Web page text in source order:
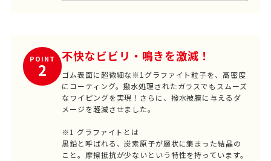
POINT
2
不快なビビリ・鳴きを激減！
ゴム表面に超微細な※1グラファイト粒子を、高密度
にコーティング。撥水処理されたガラスでもスムーズ
なワイピングを実現！さらに、撥水被膜に与えるダ
メージを軽減させました。
※1 グラファイトとは
黒鉛と呼ばれる、炭素原子が層状に集まった結晶の
こと。摩擦抵抗が少ないという特性を持っています。